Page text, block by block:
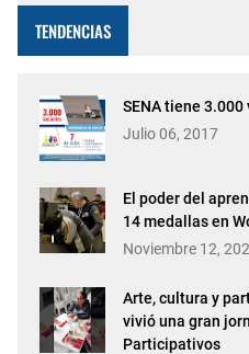
TENDENCIAS
SENA tiene
Julio 06, 2017
El poder del
14 medallas en
Noviembre 12,
Arte, cultura y
vivió una gran
Participativos